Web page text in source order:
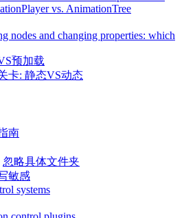
vs. AnimationTree
nodes and changing properties: which
预加载
卡: 静态VS动态
南
忽略具体文件夹
敏感
systems